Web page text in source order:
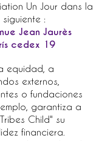
Un Jour dans la
:
Jean Jaurès
cedex 19
equidad, a
externos,
o fundaciones
garantiza a
Child" su
financiera.